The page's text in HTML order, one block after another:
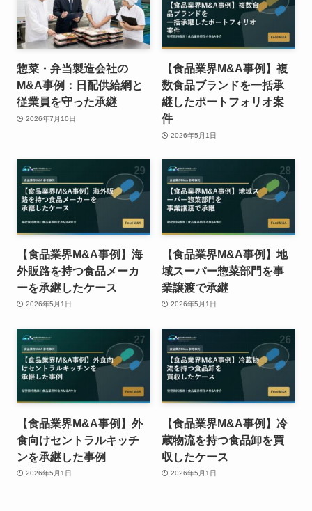
惣菜・弁当製造会社の
M&A事例：日配供給網と
従業員を守った承継
2026年7月10日
【食品業界M&A事例】複
数食品ブランドを一括承
継したポートフォリオ案
件
2026年5月1日
【食品業界M&A事例】海
外販路を持つ食品メーカ
ーを承継したケース
2026年5月1日
【食品業界M&A事例】地
域スーパー惣菜部門を事
業譲渡で承継
2026年5月1日
【食品業界M&A事例】外
食向けセントラルキッチ
ンを承継した事例
2026年5月1日
【食品業界M&A事例】冷
蔵物流を持つ食品卸を買
収したケース
2026年5月1日